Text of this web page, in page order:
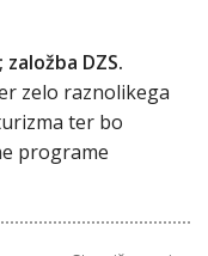
DZS.
zelo raznolikega
ter bo
programe